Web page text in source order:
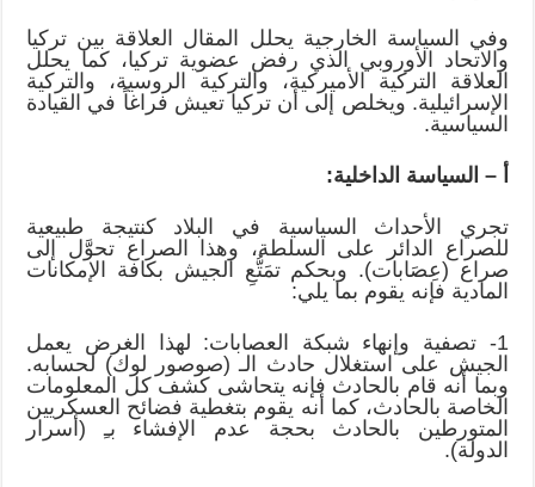
وفي السياسة الخارجية يحلل المقال العلاقة بين تركيا
والاتحاد الأوروبي الذي رفض عضوية تركيا، كما يحلل
العلاقة التركية الأميركية، والتركية الروسية، والتركية
الإسرائيلية. ويخلص إلى أن تركيا تعيش فراغاً في القيادة
السياسية.
أ – السياسة الداخلية:
تجري الأحداث السياسية في البلاد كنتيجة طبيعية
للصراع الدائر على السلطة، وهذا الصراع تحوَّل إلى
صراع (عِصَابات). وبحكم تمَتُّعِ الجيش بكافة الإمكانات
المادية فإنه يقوم بما يلي:
1- تصفية وإنهاء شبكة العصابات: لهذا الغرض يعمل
الجيش على استغلال حادث الـ (صوصور لوك) لحسابه.
وبما أنه قام بالحادث فإنه يتحاشى كشف كل المعلومات
الخاصة بالحادث، كما أنه يقوم بتغطية فضائح العسكريين
المتورطين بالحادث بحجة عدم الإفشاء بـِ (أسرار
الدولة).